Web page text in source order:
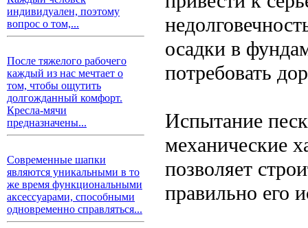
индивидуален, поэтому
вопрос о том,...
После тяжелого рабочего
каждый из нас мечтает о
том, чтобы ощутить
долгожданный комфорт.
Кресла-мячи
предназначены...
Современные шапки
являются уникальными в то
же время функциональными
аксессуарами, способными
одновременно справляться...
осадки в
потребовать
Испытание
механические
позволяет
правильно его